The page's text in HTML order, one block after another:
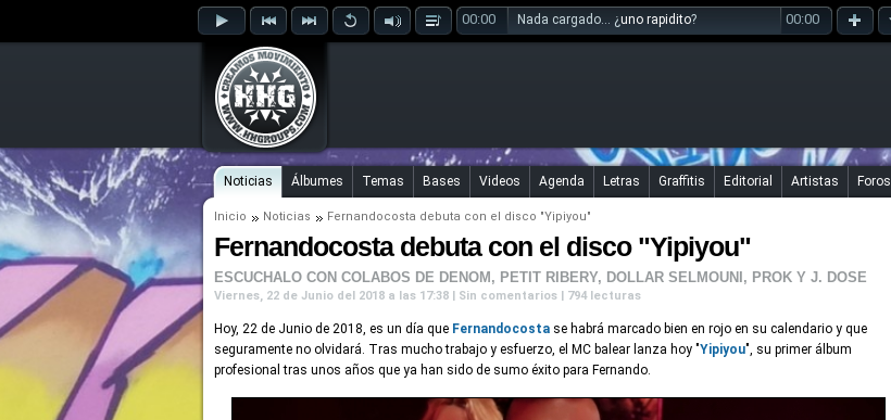
00:00 Nada cargado... ¿uno rapidito? 00:00
Noticias Álbumes Temas Bases Videos Agenda Letras Graffitis Editorial Artistas Foros
Inicio Noticias Fernandocosta debuta con el disco "Yipiyou"
Fernandocosta debuta con el disco "Yipiyou"
ESCUCHALO CON COLABOS DE DENOM, PETIT RIBERY, DOLLAR SELMOUNI, PROK Y J. DOSE
Viernes, 22 de Junio del 2018 a las 17:38 | Sin comentarios | 794 lecturas
Hoy, 22 de Junio de 2018, es un día que Fernandocosta se habrá marcado bien en rojo en su calendario y que
seguramente no olvidará. Tras mucho trabajo y esfuerzo, el MC balear lanza hoy "Yipiyou", su primer álbum
profesional tras unos años que ya han sido de sumo éxito para Fernando.